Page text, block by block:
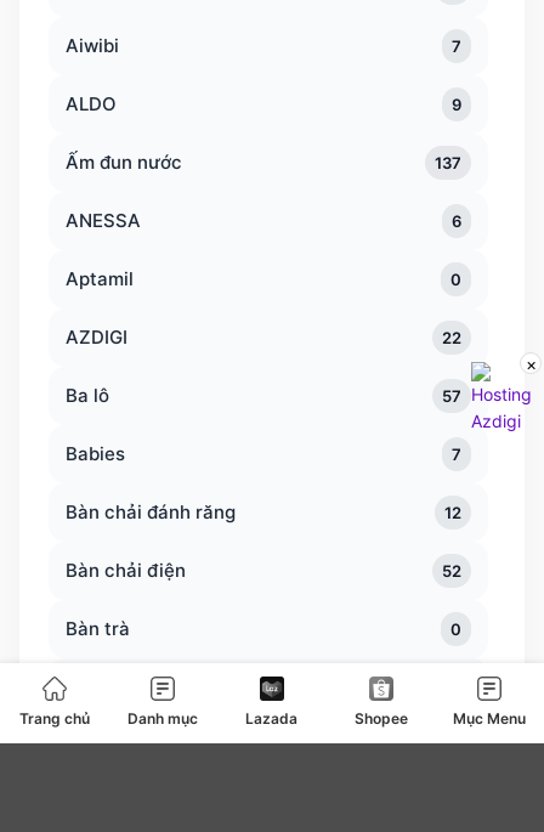
Trang chủ Danh mục Lazada Shopee Mục Menu
Aiwibi 7
ALDO 9
Ấm đun nước 137
ANESSA 6
Aptamil 0
AZDIGI 22
Ba lô 57
Babies 7
Bàn chải đánh răng 12
Bàn chải điện 52
Bàn trà 0
Bàn ủi bàn là
Băng vệ sinh 4
×